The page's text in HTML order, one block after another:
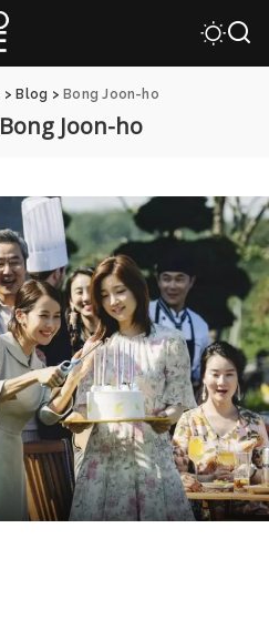
> Blog > Bong Joon-ho
Bong Joon-ho